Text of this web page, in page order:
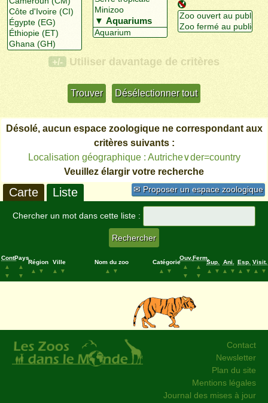
+/- Utiliser davantage de critères
Désolé, aucun espace zoologique ne correspondant aux
critères suivants :
Localisation géographique : Autriche∨der=country
Veuillez élargir votre recherche
✉ Proposer un espace zoologique
Carte Liste
Chercher un mot dans cette liste :
Cont.
▲
▼
Pays
▲
▼
Région
▲
▼
Ville
▲
▼
Nom du zoo
▲
▼
Catégorie
▲
▼
Ouv.
▲
▼
Ferm.
▲
▼
Sup.
▲
▼
Ani.
▲
▼
Esp.
▲
▼
Visit.
▲
▼
Contact
Newsletter
Plan du site
Mentions légales
Journal des mises à jour